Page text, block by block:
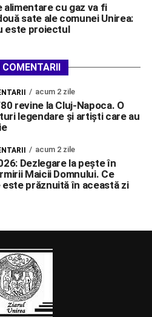
alimentare cu gaz va fi
sate ale comunei Unirea:
este proiectul
COMENTARII
acum 2 zile
revine la Cluj-Napoca. O
legendare și artiști care au
acum 2 zile
Dezlegare la pește în
Maicii Domnului. Ce
prăznuită în această zi